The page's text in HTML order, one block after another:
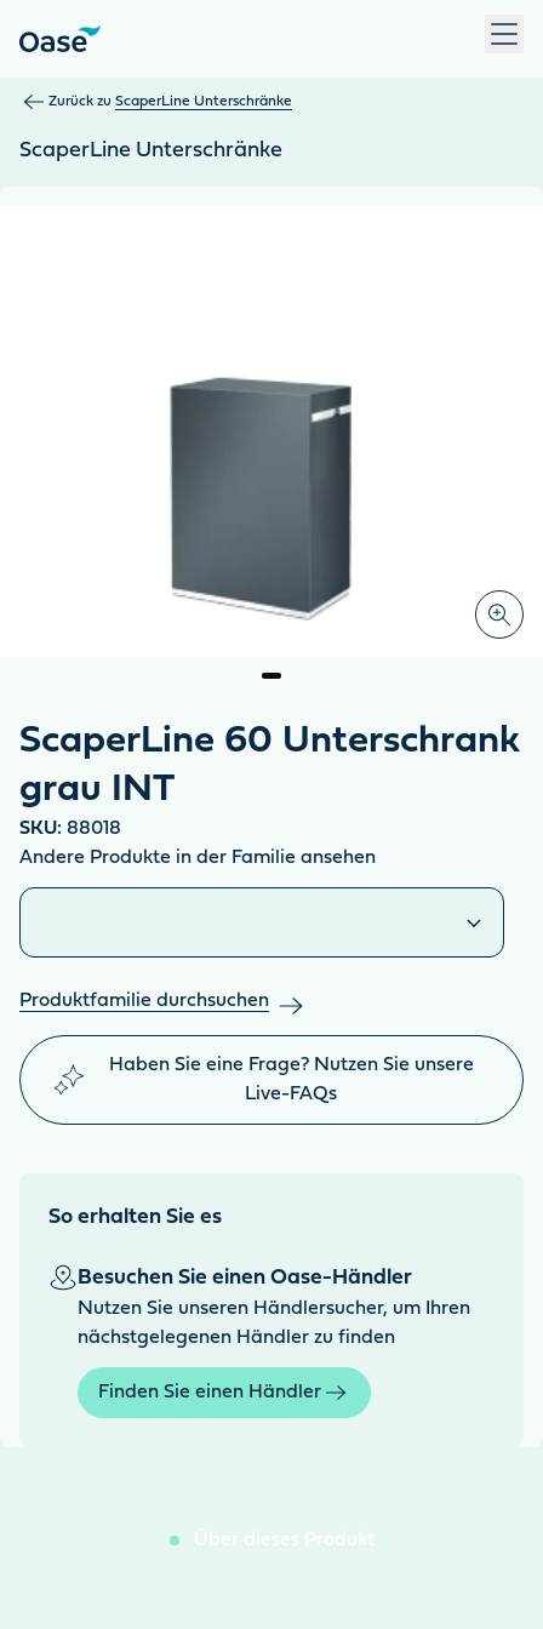
Zurück zu ScaperLine Unterschränke
ScaperLine Unterschränke
ScaperLine 60 Unterschrank
grau INT
SKU: 88018
Andere Produkte in der Familie ansehen
Ähnliche Produkte
Produktfamilie durchsuchen
Haben Sie eine Frage? Nutzen Sie unsere
Live-FAQs
So erhalten Sie es
Besuchen Sie einen Oase-Händler
Nutzen Sie unseren Händlersucher, um Ihren
nächstgelegenen Händler zu finden
Finden Sie einen Händler
Über dieses Produkt